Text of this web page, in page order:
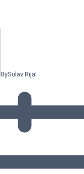
BySulav Rijal